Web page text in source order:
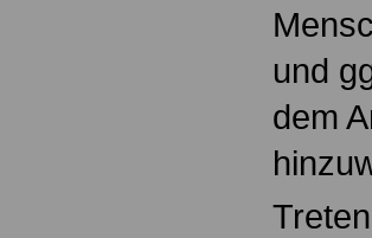
und
dem